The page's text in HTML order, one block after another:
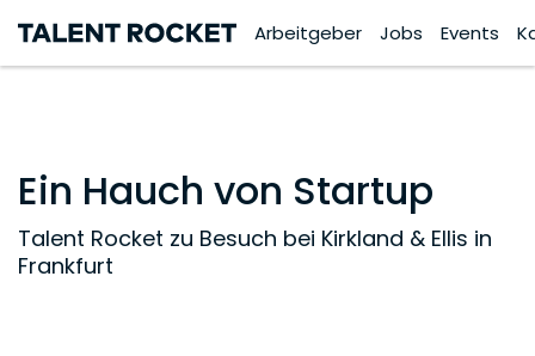
Arbeitgeber Jobs Events
Ein Hauch von Startup
Talent Rocket zu Besuch bei Kirkland & Ellis in
Frankfurt